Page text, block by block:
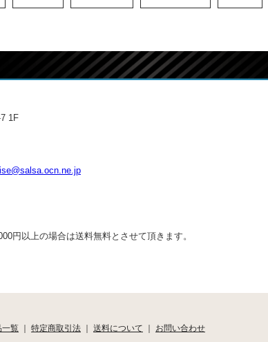
1F
円以上の場合は送料無料とさせて頂きます。
一覧 ｜ 特定商取引法 ｜ 送料について ｜ お問い合わせ